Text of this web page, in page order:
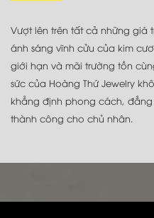
Vượt lên trên tất cả những giá
ánh sáng vĩnh cửu của kim
giới hạn và mãi trường tồn
sức của Hoàng Thứ Jewelry
khẳng định phong cách,
thành công cho chủ nhân.